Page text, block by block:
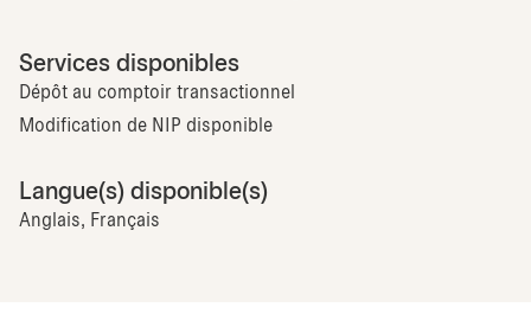
Services disponibles
Dépôt au comptoir transactionnel
Modification de NIP disponible
Langue(s) disponible(s)
Anglais, Français